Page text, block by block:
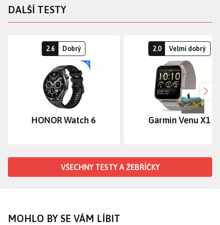
DALŠÍ TESTY
2.6 Dobrý
HONOR Watch 6
2.0 Velmi dobrý
Garmin Venu X1
VŠECHNY TESTY A ŽEBŘÍČKY
MOHLO BY SE VÁM LÍBIT